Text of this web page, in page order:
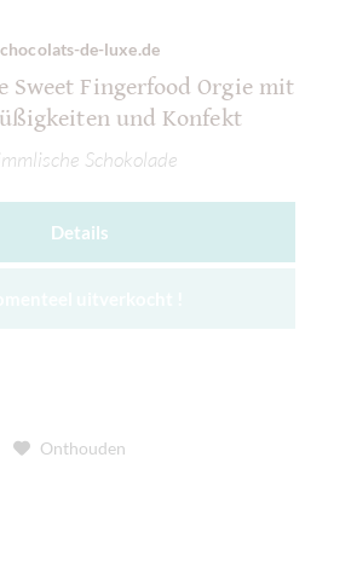
chocolats-de-luxe.de
Sweet Fingerfood Orgie mit
und Konfekt
Schokolade
Details
Onthouden